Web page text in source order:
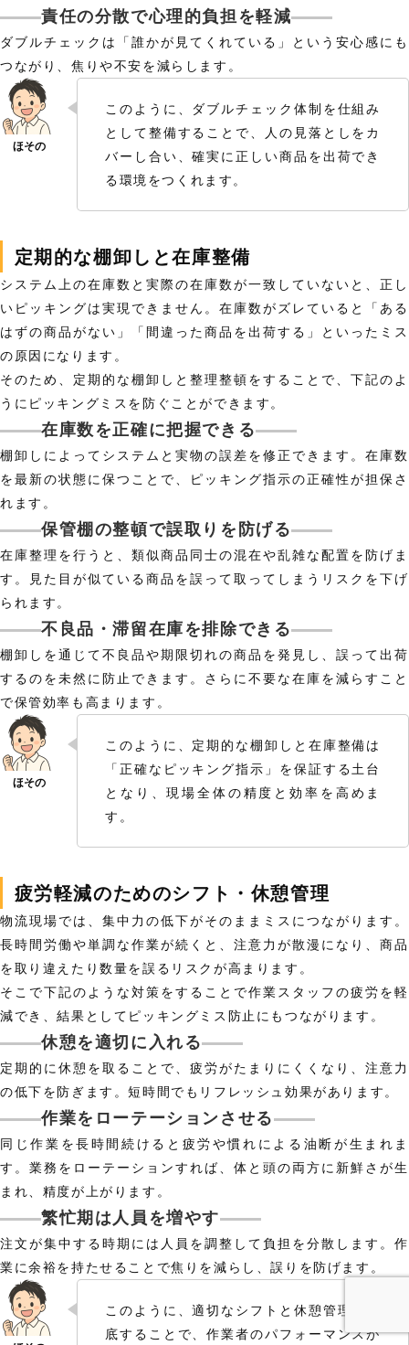
責任の分散で心理的負担を軽減
ダブルチェックは「誰かが見てくれている」という安心感にも
つながり、焦りや不安を減らします。
このように、ダブルチェック体制を仕組み
として整備することで、人の見落としをカ
バーし合い、確実に正しい商品を出荷でき
る環境をつくれます。
定期的な棚卸しと在庫整備
システム上の在庫数と実際の在庫数が一致していないと、正し
いピッキングは実現できません。在庫数がズレていると「ある
はずの商品がない」「間違った商品を出荷する」といったミス
の原因になります。
そのため、定期的な棚卸しと整理整頓をすることで、下記のよ
うにピッキングミスを防ぐことができます。
在庫数を正確に把握できる
棚卸しによってシステムと実物の誤差を修正できます。在庫数
を最新の状態に保つことで、ピッキング指示の正確性が担保さ
れます。
保管棚の整頓で誤取りを防げる
在庫整理を行うと、類似商品同士の混在や乱雑な配置を防げま
す。見た目が似ている商品を誤って取ってしまうリスクを下げ
られます。
不良品・滞留在庫を排除できる
棚卸しを通じて不良品や期限切れの商品を発見し、誤って出荷
するのを未然に防止できます。さらに不要な在庫を減らすこと
で保管効率も高まります。
このように、定期的な棚卸しと在庫整備は
「正確なピッキング指示」を保証する土台
となり、現場全体の精度と効率を高めま
す。
疲労軽減のためのシフト・休憩管理
物流現場では、集中力の低下がそのままミスにつながります。
長時間労働や単調な作業が続くと、注意力が散漫になり、商品
を取り違えたり数量を誤るリスクが高まります。
そこで下記のような対策をすることで作業スタッフの疲労を軽
減でき、結果としてピッキングミス防止にもつながります。
休憩を適切に入れる
定期的に休憩を取ることで、疲労がたまりにくくなり、注意力
の低下を防ぎます。短時間でもリフレッシュ効果があります。
作業をローテーションさせる
同じ作業を長時間続けると疲労や慣れによる油断が生まれま
す。業務をローテーションすれば、体と頭の両方に新鮮さが生
まれ、精度が上がります。
繁忙期は人員を増やす
注文が集中する時期には人員を調整して負担を分散します。作
業に余裕を持たせることで焦りを減らし、誤りを防げます。
このように、適切なシフトと休憩管理を徹
底することで、作業者のパフォーマンスが